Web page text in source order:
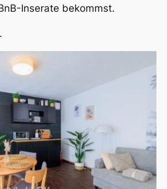
Inserate bekommst.